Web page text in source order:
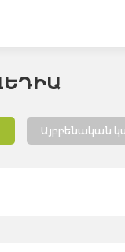
Այբբենական